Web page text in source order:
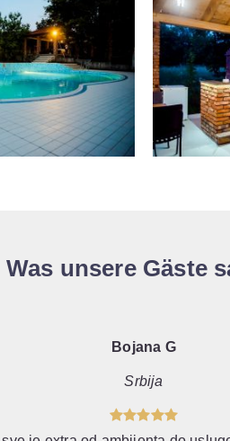
Was unsere Gäste
Anthony Szynkaruk
The whole Ostojic family
of course!) as well providing